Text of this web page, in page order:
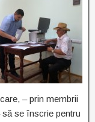
– prin membrii
se înscrie pentru